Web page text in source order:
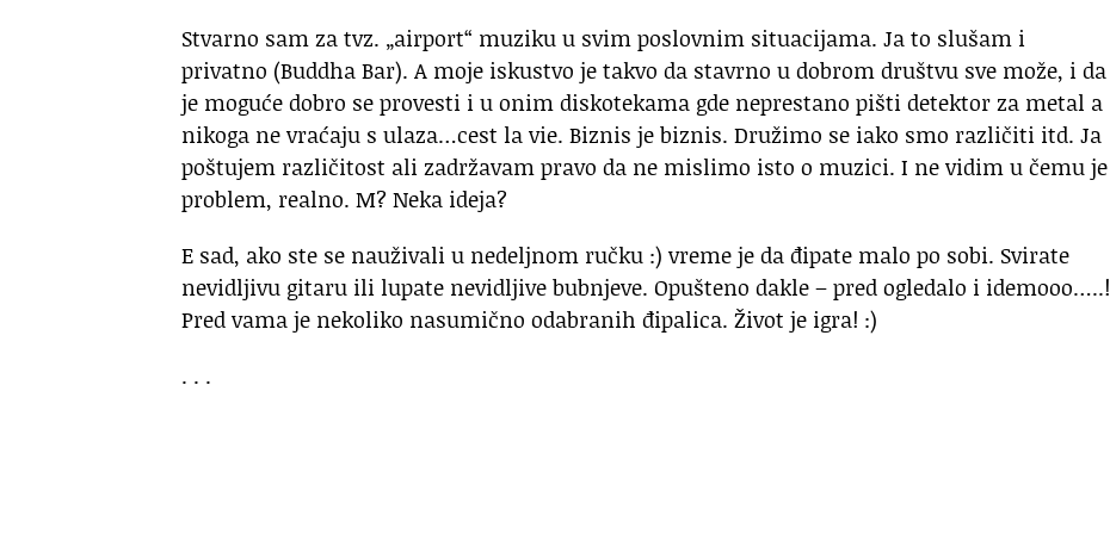
Stvarno sam za tvz. „airport“ muziku u svim poslovnim situacijama. Ja to slušam i
privatno (Buddha Bar). A moje iskustvo je takvo da stavrno u dobrom društvu sve može, i da
je moguće dobro se provesti i u onim diskotekama gde neprestano pišti detektor za metal a
nikoga ne vraćaju s ulaza…cest la vie. Biznis je biznis. Družimo se iako smo različiti itd. Ja
poštujem različitost ali zadržavam pravo da ne mislimo isto o muzici. I ne vidim u čemu je
problem, realno. M? Neka ideja?
E sad, ako ste se nauživali u nedeljnom ručku :) vreme je da đipate malo po sobi. Svirate
nevidljivu gitaru ili lupate nevidljive bubnjeve. Opušteno dakle – pred ogledalo i idemooo…..!
Pred vama je nekoliko nasumično odabranih đipalica. Život je igra! :)
. . .